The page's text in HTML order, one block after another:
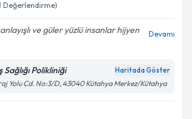
Değerlendirme)
ve güler yüzlü insanlar hijyen
Devamı
Sağlığı Polikliniği Haritada Göster
Yolu Cd. No:3/D, 43040 Kütahya Merkez/Kütahya